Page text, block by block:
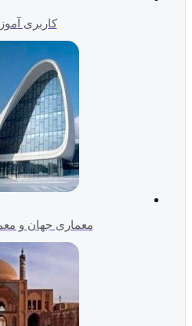
کاربری آموزشی(131)
معماری جهان و معماری